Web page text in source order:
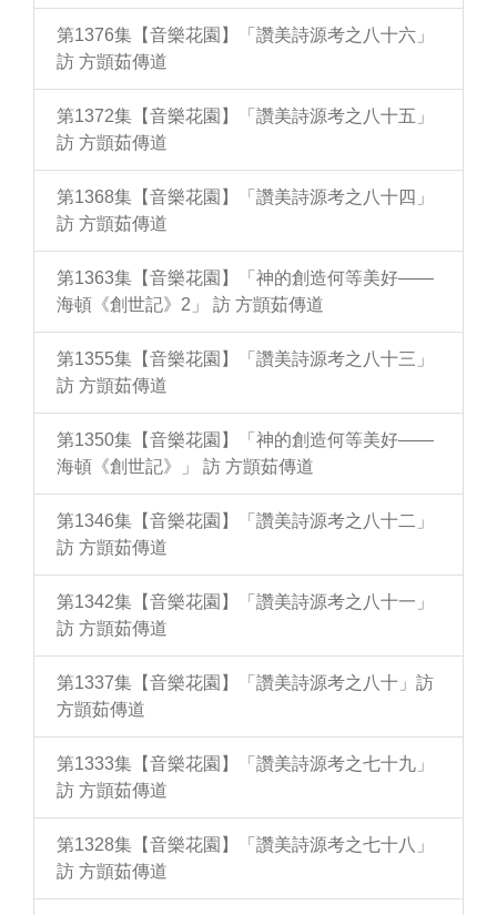
第1376集【音樂花園】「讚美詩源考之八十六」
訪 方顗茹傳道
第1372集【音樂花園】「讚美詩源考之八十五」
訪 方顗茹傳道
第1368集【音樂花園】「讚美詩源考之八十四」
訪 方顗茹傳道
第1363集【音樂花園】「神的創造何等美好——
海頓《創世記》2」 訪 方顗茹傳道
第1355集【音樂花園】「讚美詩源考之八十三」
訪 方顗茹傳道
第1350集【音樂花園】「神的創造何等美好——
海頓《創世記》」 訪 方顗茹傳道
第1346集【音樂花園】「讚美詩源考之八十二」
訪 方顗茹傳道
第1342集【音樂花園】「讚美詩源考之八十一」
訪 方顗茹傳道
第1337集【音樂花園】「讚美詩源考之八十」訪
方顗茹傳道
第1333集【音樂花園】「讚美詩源考之七十九」
訪 方顗茹傳道
第1328集【音樂花園】「讚美詩源考之七十八」
訪 方顗茹傳道